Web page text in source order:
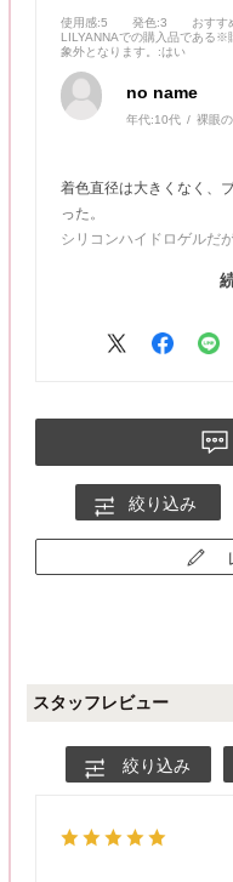
使用感:5 発色:3 おすす
LILYANNAでの購入品である※
象外となります。
:はい
no name
年代:10代 裸眼
着色直径は大きくなく、
った。
シリコンハイドロゲルだ
しかしカラコンを外して
絞り込み
スタッフレビュー
絞り込み